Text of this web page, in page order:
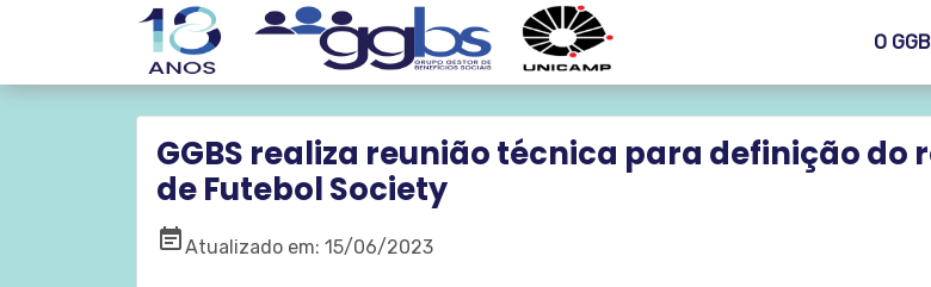
O
GGBS realiza reunião técnica para definição
de Futebol Society
event_noteAtualizado em: 15/06/2023